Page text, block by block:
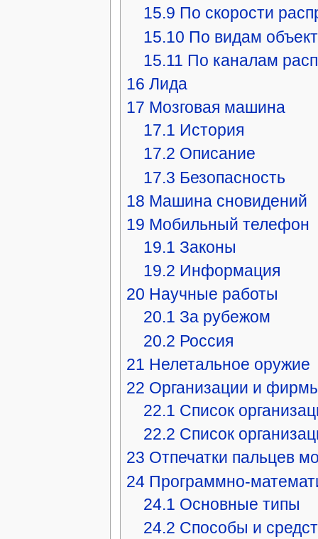
15.9 По скорости
15.10 По видам
15.11 По каналам
16 Лида
17 Мозговая машина
17.1 История
17.2 Описание
17.3 Безопасность
18 Машина сновидений
19 Мобильный телефон
19.1 Законы
19.2 Информация
20 Научные работы
20.1 За рубежом
20.2 Россия
21 Нелетальное оружие
22 Организации и
22.1 Список
22.2 Список
23 Отпечатки пальцев
24 Программно-
24.1 Основные типы
24.2 Способы и